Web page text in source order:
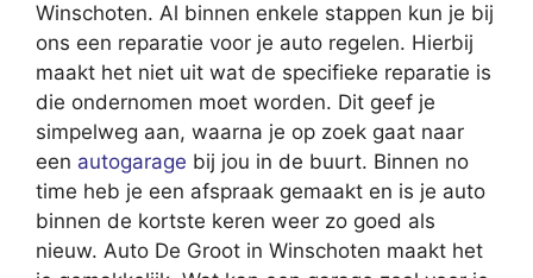
Winschoten. Al binnen enkele stappen kun je bij
ons een reparatie voor je auto regelen. Hierbij
maakt het niet uit wat de specifieke reparatie is
die ondernomen moet worden. Dit geef je
simpelweg aan, waarna je op zoek gaat naar
een autogarage bij jou in de buurt. Binnen no
time heb je een afspraak gemaakt en is je auto
binnen de kortste keren weer zo goed als
nieuw. Auto De Groot in Winschoten maakt het